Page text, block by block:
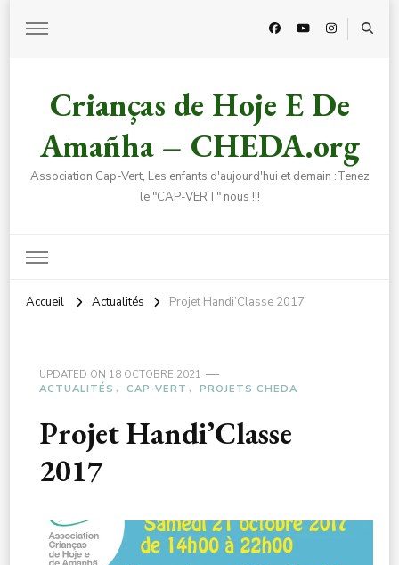
Crianças de Hoje E De
Amañha – CHEDA.org
Association Cap-Vert, Les enfants d'aujourd'hui et demain :Tenez
le "CAP-VERT" nous !!!
Accueil Actualités Projet Handi’Classe 2017
UPDATED ON 18 OCTOBRE 2021
ACTUALITÉS
CAP-VERT PROJETS CHEDA
Projet Handi’Classe
2017